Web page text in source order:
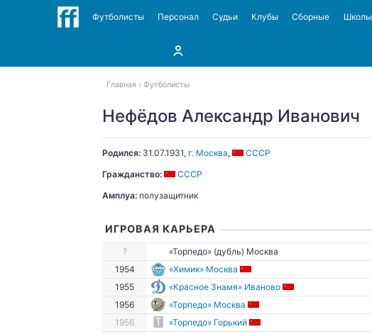
Футболисты Персонал Судьи Клубы Сборные Школы
Главная Футболисты
Нефёдов Александр Иванович
Родился: 31.07.1931, г. Москва,
СССР
Гражданство:
СССР
Амплуа: полузащитник
ИГРОВАЯ КАРЬЕРА
?
«Торпедо» (дубль) Москва
1954
«Химик» Москва
1955
«Красное Знамя» Иваново
1956
«Торпедо» Москва
1956
«Торпедо» Горький